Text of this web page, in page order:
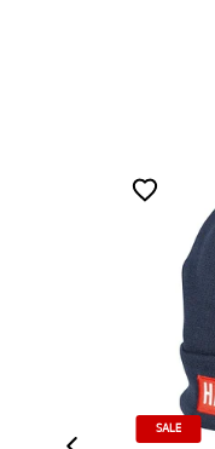
SALE